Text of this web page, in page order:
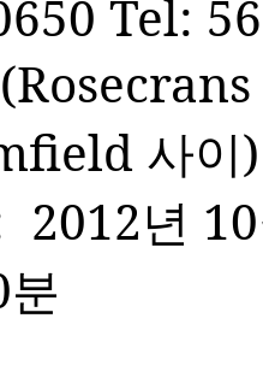
Tel:
사이)
2012년 10
분